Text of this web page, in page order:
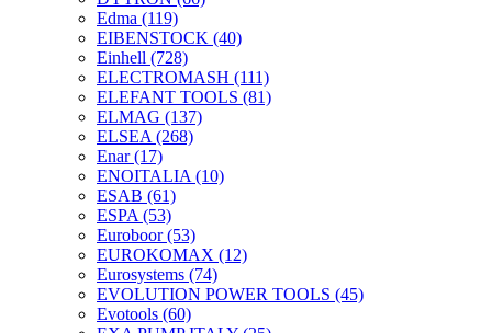
Edma (119)
EIBENSTOCK (40)
Einhell (728)
ELECTROMASH (111)
ELEFANT TOOLS (81)
ELMAG (137)
ELSEA (268)
Enar(17)
ENOITALIA (10)
ESAB (61)
ESPA (53)
Euroboor(53)
EUROKOMAX (12)
Eurosystems (74)
EVOLUTION POWER TOOLS (45)
Evotools (60)